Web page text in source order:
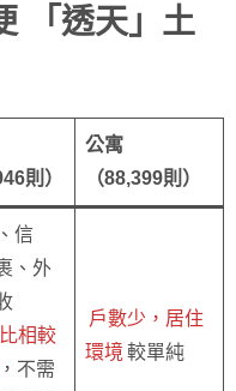
「透天」土
則）
公寓
（88,399則）
信
、外
相較
，不需
戶數少，居住
環境 較單純